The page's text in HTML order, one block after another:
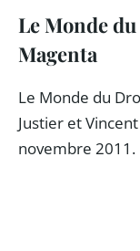
Le Monde
Magenta
Le Monde du
Justier et
novembre 2011.